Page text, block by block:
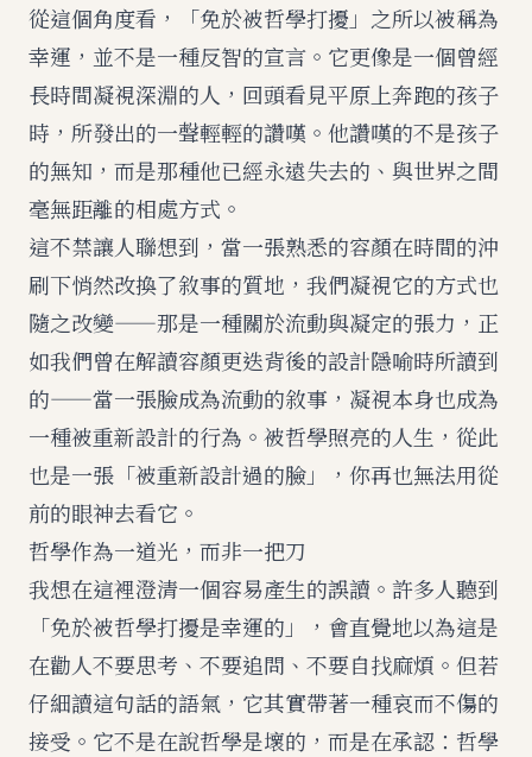
從這個角度看，「免於被哲學打擾」之所以被稱為
幸運，並不是一種反智的宣言。它更像是一個曾經
長時間凝視深淵的人，回頭看見平原上奔跑的孩子
時，所發出的一聲輕輕的讚嘆。他讚嘆的不是孩子
的無知，而是那種他已經永遠失去的、與世界之間
毫無距離的相處方式。
這不禁讓人聯想到，當一張熟悉的容顏在時間的沖
刷下悄然改換了敘事的質地，我們凝視它的方式也
隨之改變——那是一種關於流動與凝定的張力，正
如我們曾在解讀容顏更迭背後的設計隱喻時所讀到
的——當一張臉成為流動的敘事 ，凝視本身也成為
一種被重新設計的行為。被哲學照亮的人生，從此
也是一張「被重新設計過的臉」，你再也無法用從
前的眼神去看它。
哲學作為一道光，而非一把刀
我想在這裡澄清一個容易產生的誤讀。許多人聽到
「免於被哲學打擾是幸運的」，會直覺地以為這是
在勸人不要思考、不要追問、不要自找麻煩。但若
仔細讀這句話的語氣，它其實帶著一種哀而不傷的
接受。它不是在說哲學是壞的，而是在承認：哲學